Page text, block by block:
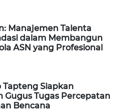
Manajemen Talenta
dalam Membangun
ASN yang Profesional
Tapteng Siapkan
Gugus Tugas Percepatan
Bencana